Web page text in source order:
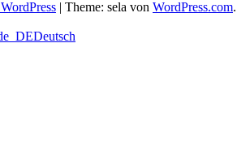
| Theme: sela von WordPress.com.
Deutsch